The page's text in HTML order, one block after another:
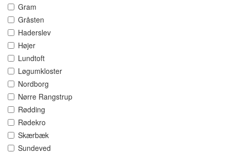
Gram
Gråsten
Haderslev
Højer
Lundtoft
Løgumkloster
Nordborg
Nørre Rangstrup
Rødding
Rødekro
Skærbæk
Sundeved